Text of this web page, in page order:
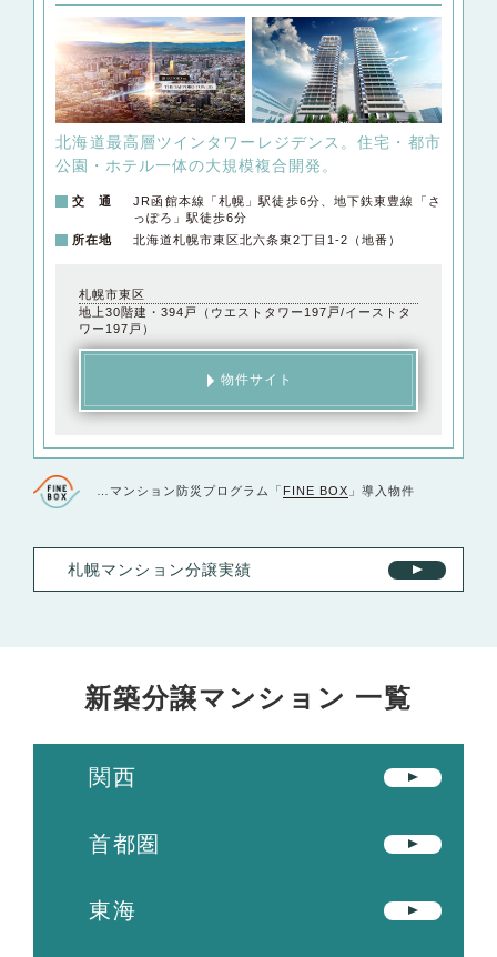
北海道最高層ツインタワーレジデンス。住宅・都市
公園・ホテル一体の大規模複合開発。
交 通
JR函館本線「札幌」駅徒歩6分、地下鉄東豊線「さ
っぽろ」駅徒歩6分
所在地
北海道札幌市東区北六条東2丁目1-2（地番）
札幌市東区
地上30階建・394戸（ウエストタワー197戸/イーストタ
ワー197戸）
物件サイト
…マンション防災プログラム「 FINE BOX 」導入物件
札幌マンション分譲実績
新築分譲マンション 一覧
関西
首都圏
東海